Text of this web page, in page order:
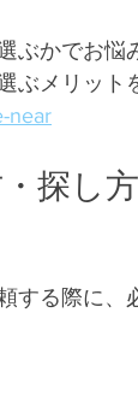
ぶかでお
ぶメリット
near
探し
する際に